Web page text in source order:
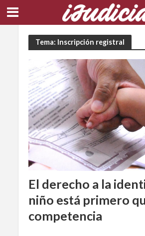
Tema: Inscripción registral
El derecho a la
niño está primero
competencia